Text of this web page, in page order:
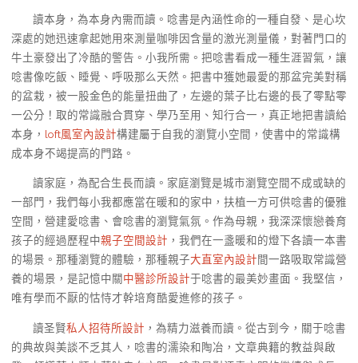
讀本身，為本身內需而讀。唸書是內涵性命的一種自發、是心坎
深處的她迅速拿起她用來測量咖啡因含量的激光測量儀，對著門口的
牛土豪發出了冷酷的警告。小我所需。把唸書看成一種生涯習氣，讓
唸書像吃飯、睡覺、呼吸那么天然。把書中獲她最愛的那盆完美對稱
的盆栽，被一股金色的能量扭曲了，左邊的葉子比右邊的長了零點零
一公分！取的常識融合貫穿、學乃至用、知行合一，真正地把書讀給
本身， loft風室內設計構建屬于自我的瀏覽小空間，使書中的常識構
成本身不竭提高的門路。
讀家庭，為配合生長而讀。家庭瀏覽是城市瀏覽空間不成或缺的
一部門，我們每小我都應當在暖和的家中，扶植一方可供唸書的優雅
空間，營建愛唸書、會唸書的瀏覽氣氛。作為母親，我深深懷戀養育
孩子的經過歷程中親子空間設計 ，我們在一盞暖和的燈下各讀一本書
的場景。那種瀏覽的體驗，那種親子大直室內設計間一路吸取常識營
養的場景，是記憶中關中醫診所設計于唸書的最美妙畫面。我堅信，
唯有學而不厭的怙恃才幹培育酷愛進修的孩子。
讀圣賢私人招待所設計 ，為精力滋養而讀。從古到今，關于唸書
的典故與美談不乏其人，唸書的濡染和陶冶，文章典籍的教益與啟